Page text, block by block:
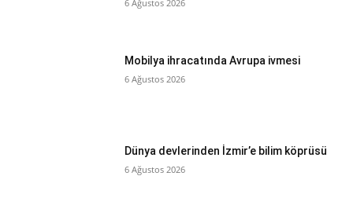
6 Ağustos 2026
Mobilya ihracatında Avrupa ivmesi
6 Ağustos 2026
Dünya devlerinden İzmir’e bilim köprüsü
6 Ağustos 2026